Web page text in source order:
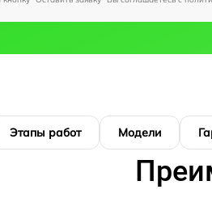
Этапы работ Модели